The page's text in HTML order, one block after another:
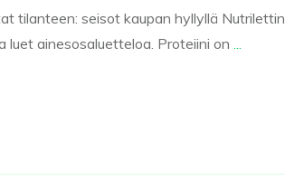
tilanteen: seisot kaupan hyllyllä Nutrilettin
luet ainesosaluetteloa. Proteiini on ...